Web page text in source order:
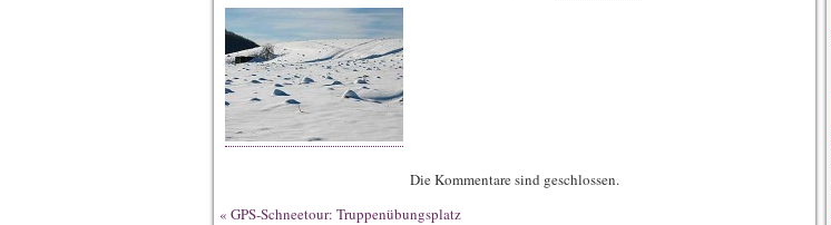
Die Kommentare sind geschlossen.
« GPS-Schneetour: Truppenübungsplatz